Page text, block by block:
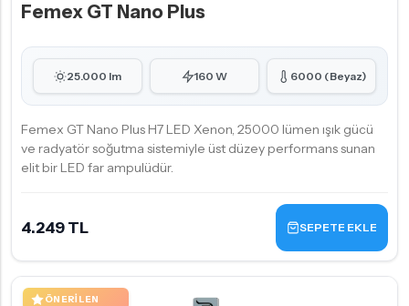
Femex GT Nano Plus
25.000 lm 160 W 6000 (Beyaz)
Femex GT Nano Plus H7 LED Xenon, 25000 lümen ışık gücü
ve radyatör soğutma sistemiyle üst düzey performans sunan
elit bir LED far ampulüdür.
4.249 TL SEPETE EKLE
ÖNERILEN